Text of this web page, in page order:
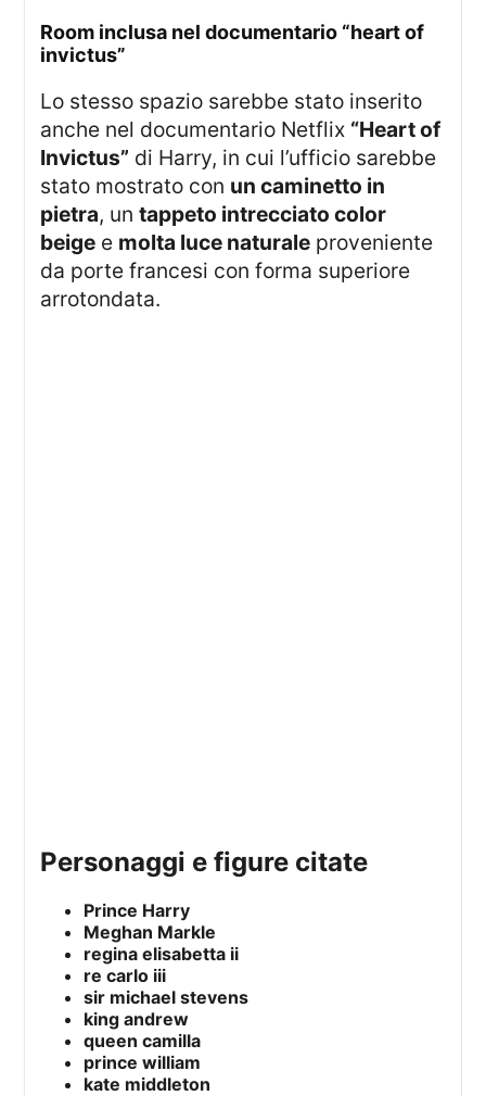
room inclusa nel documentario “heart of
invictus”
Lo stesso spazio sarebbe stato inserito
anche nel documentario Netflix “Heart of
Invictus” di Harry, in cui l’ufficio sarebbe
stato mostrato con un caminetto in
pietra, untappeto intrecciato color
beige e molta luce naturale proveniente
da porte francesi con forma superiore
arrotondata.
personaggi e figure citate
Prince Harry
Meghan Markle
regina elisabetta ii
re carlo iii
sir michael stevens
king andrew
queen camilla
prince william
kate middleton